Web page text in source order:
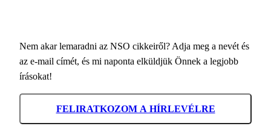
Nem akar lemaradni az NSO cikkeiről? Adja meg a nevét és
az e-mail címét, és mi naponta elküldjük Önnek a legjobb
írásokat!
FELIRATKOZOM A HÍRLEVÉLRE